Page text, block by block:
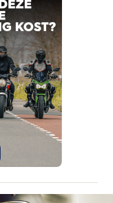
over in
.
bij de
over in
.
door